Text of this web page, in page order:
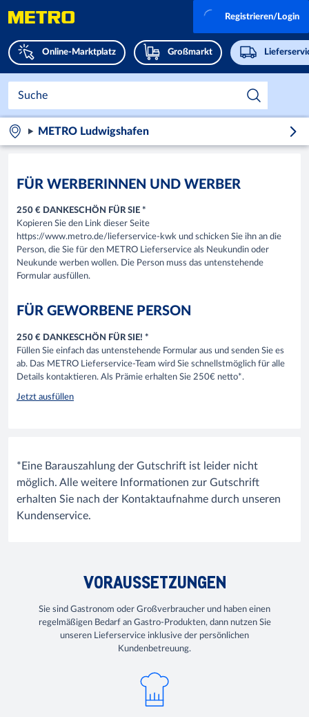
Online-Marktplatz Großmarkt
Registrieren/Login
METRO Ludwigshafen
FÜR WERBERINNEN UND WERBER
250 € DANKESCHÖN FÜR SIE *
Kopieren Sie den Link dieser Seite
https://www.metro.de/lieferservice-kwk und schicken Sie ihn an die
Person, die Sie für den METRO Lieferservice als Neukundin oder
Neukunde werben wollen. Die Person muss das untenstehende
Formular ausfüllen.
FÜR GEWORBENE PERSON
250 € DANKESCHÖN FÜR SIE! *
Füllen Sie einfach das untenstehende Formular aus und senden Sie es
ab. Das METRO Lieferservice-Team wird Sie schnellstmöglich für alle
Details kontaktieren. Als Prämie erhalten Sie 250€ netto*.
Jetzt ausfüllen
*Eine Barauszahlung der Gutschrift ist leider nicht
möglich. Alle weitere Informationen zur Gutschrift
erhalten Sie nach der Kontaktaufnahme durch unseren
Kundenservice.
VORAUSSETZUNGEN
Sie sind Gastronom oder Großverbraucher und haben einen
regelmäßigen Bedarf an Gastro-Produkten, dann nutzen Sie
unseren Lieferservice inklusive der persönlichen
Kundenbetreuung.